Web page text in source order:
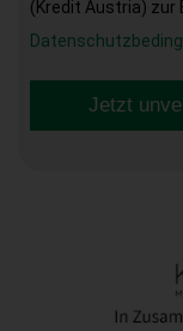
(Kredit Austria) zur
Jetzt